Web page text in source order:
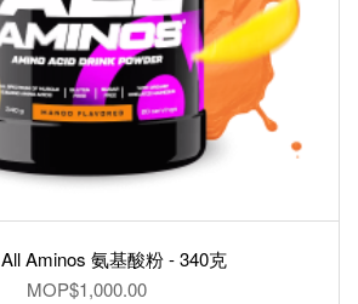
BMXX Ashwagandha – KSM-66®,南非醉茄